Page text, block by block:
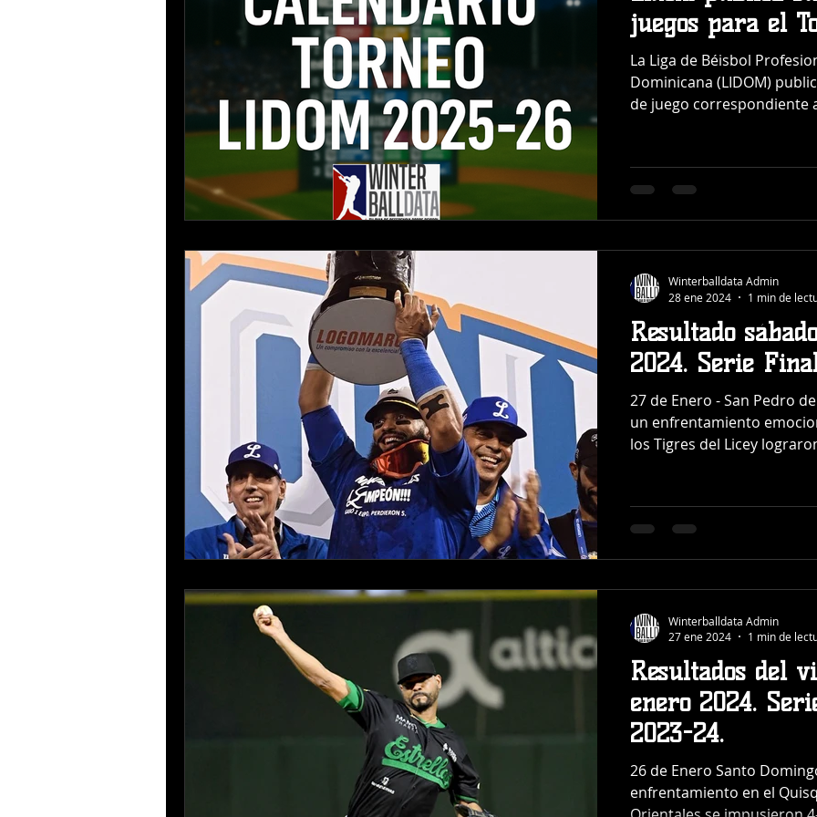
juegos para el
La Liga de Béisbol
Dominicana (LIDOM)
de juego correspondiente
Resultado
2024. Serie
27 de Enero - San Pedro
un enfrentamiento
los Tigres del Licey
Winterballdata Admin
28 ene 2024
1 min de
Resultados del
enero 2024.
2023-24.
26 de Enero Santo
enfrentamiento en el
Winterballdata Admin
27 ene 2024
1 min de